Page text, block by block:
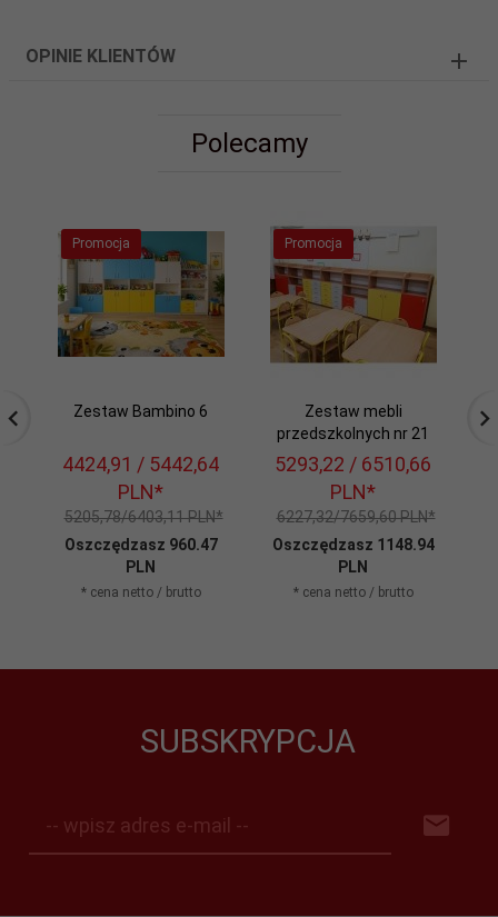
OPINIE KLIENTÓW
Polecamy
Promocja
Zestaw Bambino 6
4424,91 / 5442,64
PLN*
5205,78/6403,11 PLN*
Oszczędzasz 960.47
PLN
* cena netto / brutto
Promocja
Zestaw mebli
przedszkolnych nr 21
5293,22 / 6510,66
PLN*
6227,32/7659,60 PLN*
Oszczędzasz 1148.94
PLN
* cena netto / brutto
SUBSKRYPCJA
-- wpisz adres e-mail --